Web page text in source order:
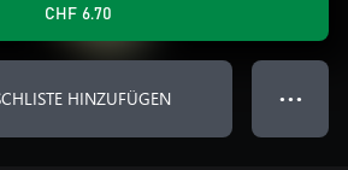
CHF 6.70
HINZUFÜGEN ● ● ●